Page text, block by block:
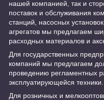
нашей компанией, так и
поставок и обслуживания
станций, насосных
агрегатов мы предлагаем
расходных материалов и
Для государственных
компаний мы предлагаем
проведению регламентных
эксплуатирующейся техники.
Для розничных и